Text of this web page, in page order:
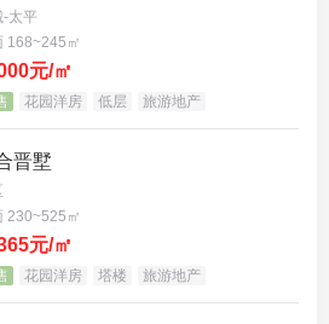
了“双首层”归家，穿越花园的
是全明景观的，告别压抑；地
吸引人的是，几乎每家每户都
真正的户户有花园。这种四代
改善型住房
-太平
168~245㎡
元/㎡
花园洋房 低层 旅游地产
晋墅
230~525㎡
元/㎡
花园洋房 塔楼 旅游地产